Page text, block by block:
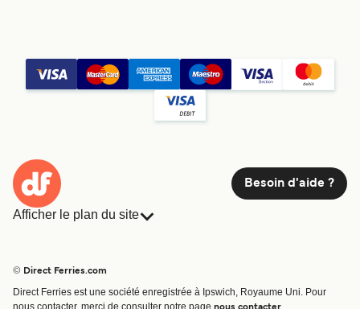
Besoin d'aide ?
Afficher le plan du site
Traversées et ports
© Direct Ferries.com
Direct Ferries est une société enregistrée à Ipswich, Royaume Uni. Pour
nous contacter, merci de consulter notre page